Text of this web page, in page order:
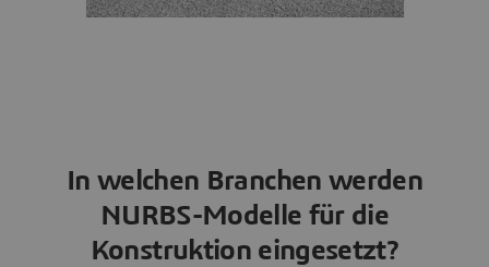
In welchen Branchen werden
NURBS-Modelle für die
Konstruktion eingesetzt?